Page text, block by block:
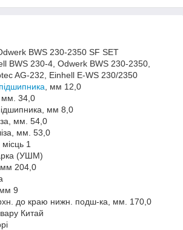
BWS 230-2350 SF SET
BWS 230-4, Odwerk BWS 230-2350,
AG-232, Einhell E-WS 230/2350
підшипника , мм 12,0
мм. 34,0
мм 8,0
мм. 54,0
мм. 53,0
місць 1
(УШМ)
мм 204,0
9
до краю нижн. подш-ка, мм. 170,0
Китай